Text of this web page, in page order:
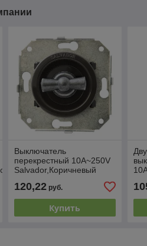
Выключатель
перекрестный 10А~250V
Salvador,Коричневый
/"состаренное серебро"
120,22руб.
Купить